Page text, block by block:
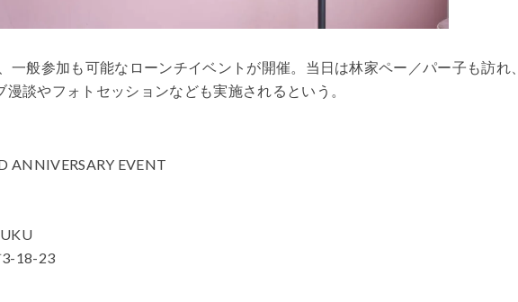
一般参加も可能なローンチイベントが開催。当日は林家ペー／パー子も訪れ、
談やフォトセッションなども実施されるという。
ANNIVERSARY EVENT
18-23